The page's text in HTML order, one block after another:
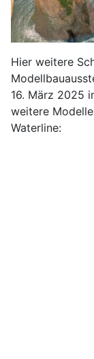
Hier weitere
16. März 2025
weitere
Waterline: